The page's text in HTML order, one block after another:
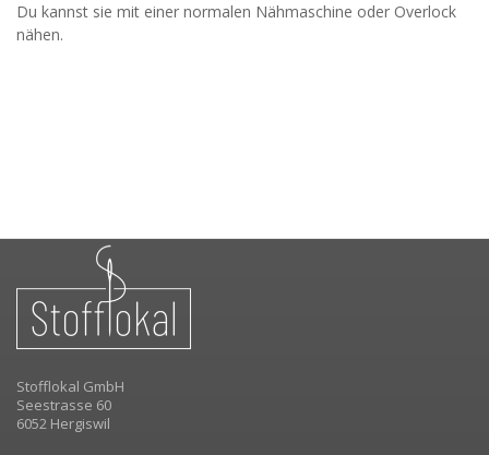
Du kannst sie mit einer normalen Nähmaschine oder Overlock
nähen.
Stofflokal GmbH
Seestrasse 60
6052 Hergiswil